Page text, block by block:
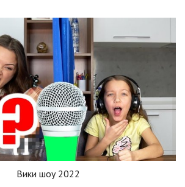
Вики шоу 2022